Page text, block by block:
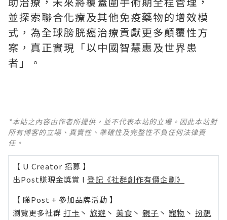
並探索聯合化療及其他免疫藥物的增效模
式，為全球膀胱癌治療貢獻更多顛覆性方
案，真正實現「以中國智慧惠及世界患
者」。
*本站之內容由作者所提供，並不代表本站的立場。因此本站對
所有博客的立場、真實性、準確性及完整性不負任何法律責
任。
【 U Creator 招募 】
出Post賺現金獎賞 l 登記《社群創作有價企劃》
【 睇Post + 參加品牌活動 】
瀏覽更多社群 打卡 丶 旅遊 丶 美食 丶 親子 丶 寵物 丶 扮靚